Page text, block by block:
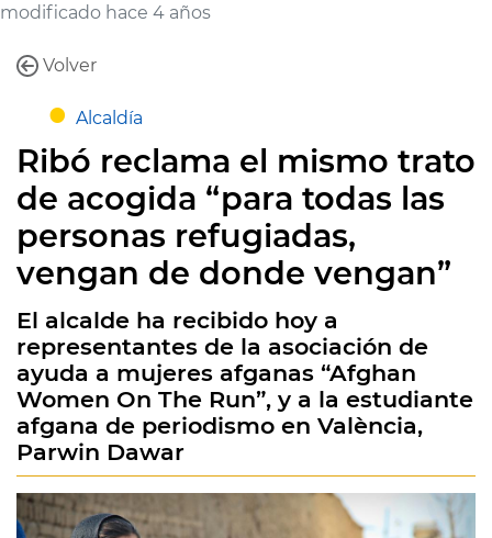
modificado hace 4 años
Volver
Alcaldía
Ribó reclama el mismo trato
de acogida “para todas las
personas refugiadas,
vengan de donde vengan”
El alcalde ha recibido hoy a
representantes de la asociación de
ayuda a mujeres afganas “Afghan
Women On The Run”, y a la estudiante
afgana de periodismo en València,
Parwin Dawar